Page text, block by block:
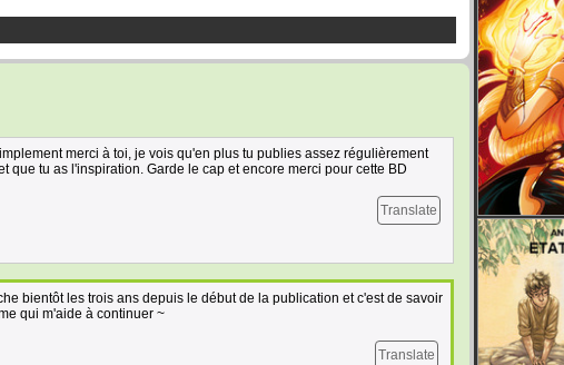
merci à toi, je vois qu'en plus tu publies assez régulièrement
que tu as l'inspiration. Garde le cap et encore merci pour cette BD
Translate
bientôt les trois ans depuis le début de la publication et c'est de savoir
qui m'aide à continuer ~
Translate